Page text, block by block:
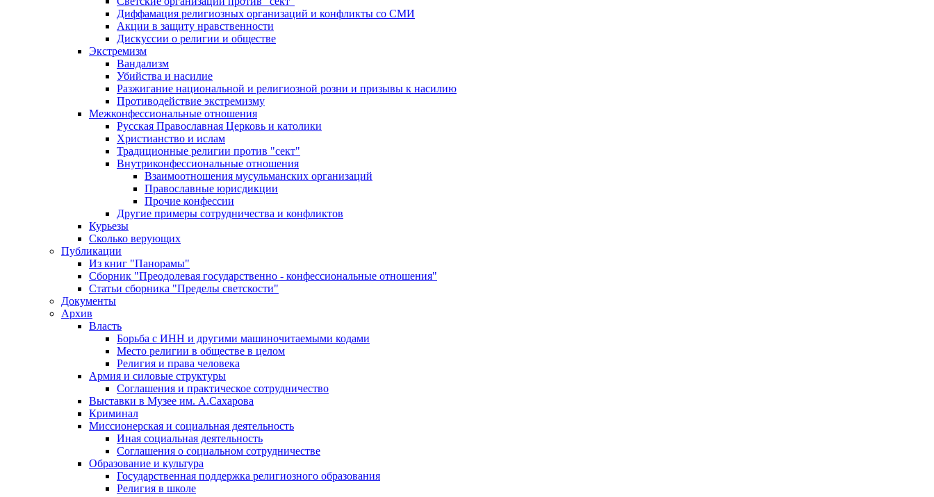
Диффамация религиозных организаций и конфликты со СМИ
Акции в защиту нравственности
Дискуссии о религии и обществе
Экстремизм
Вандализм
Убийства и насилие
Разжигание национальной и религиозной розни и призывы к насилию
Противодействие экстремизму
Межконфессиональные отношения
Русская Православная Церковь и католики
Христианство и ислам
Традиционные религии против "сект"
Внутриконфессиональные отношения
Взаимоотношения мусульманских организаций
Православные юрисдикции
Прочие конфессии
Другие примеры сотрудничества и конфликтов
Курьезы
Сколько верующих
Публикации
Из книг "Панорамы"
Сборник "Преодолевая государственно - конфессиональные отношения"
Статьи сборника "Пределы светскости"
Документы
Архив
Власть
Борьба с ИНН и другими машиночитаемыми кодами
Место религии в обществе в целом
Религия и права человека
Армия и силовые структуры
Соглашения и практическое сотрудничество
Выставки в Музее им. А.Сахарова
Криминал
Миссионерская и социальная деятельность
Иная социальная деятельность
Соглашения о социальном сотрудничестве
Образование и культура
Государственная поддержка религиозного образования
Религия в школе